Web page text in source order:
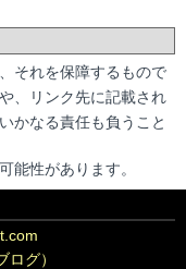
それを保障するもので
、リンク先に記載され
かなる責任も負うこと
能性があります。
グ）